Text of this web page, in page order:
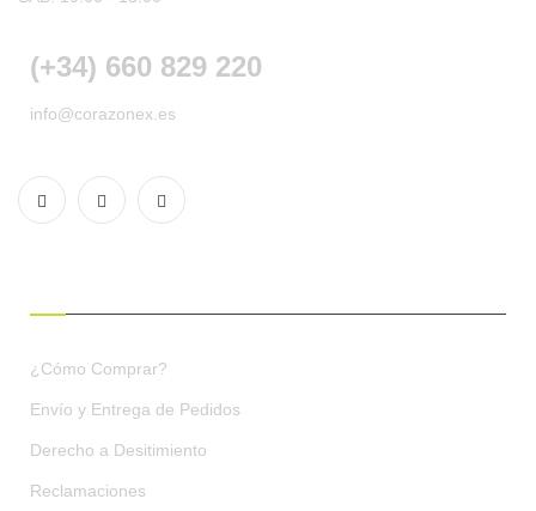
(+34) 660 829 220
info@corazonex.es
¿Cómo Comprar?
Envío y Entrega de Pedidos
Derecho a Desitimiento
Reclamaciones